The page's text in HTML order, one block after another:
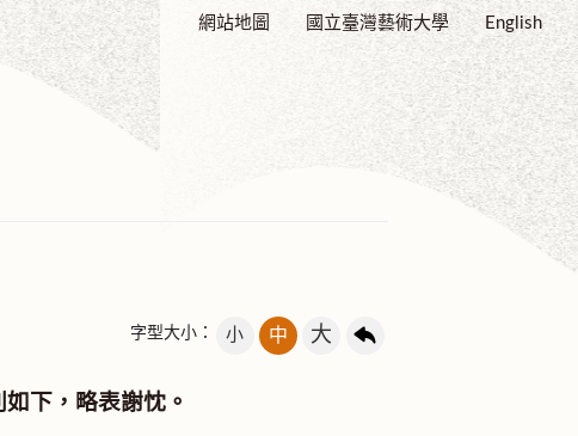
網站地圖 國立臺灣藝術大學 English
字型大小： 小 中 大
下，略表謝忱。